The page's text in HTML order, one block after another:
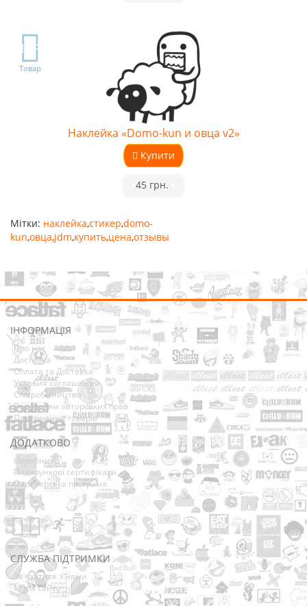
TOP
Товар
Наклейка «Domo-kun и овца v2»
Купити
45 грн.
Мітки: наклейка,стикер,domo-
kun,овца,jdm,купить,цена,отзывы
ІНФОРМАЦІЯ
Про нас
Доставка
Оплата та Доставка
Условия соглашения
Співробітництво
Володарям авторських прав
Повернення товарів
ДОДАТКОВО
Виробники
Подарункові сертифікати
Партнерська програма
Акції
СЛУЖБА ПІДТРИМКИ
Зв’язатися з нами
Мапа сайту